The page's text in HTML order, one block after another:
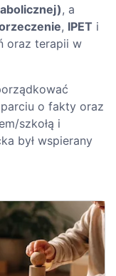
, a
, IPET i
oraz terapii w
o fakty oraz
szkołą i
był wspierany